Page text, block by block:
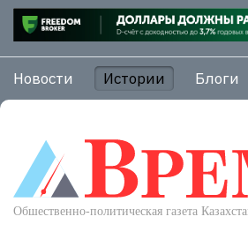
Новости Истории Блоги